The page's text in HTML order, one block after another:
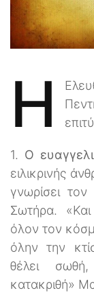
H
1. Ο
ειλικρινής
γνωρίσει
Σωτήρα.
όλον τον
όλην την
θέλει
κατακριθή»